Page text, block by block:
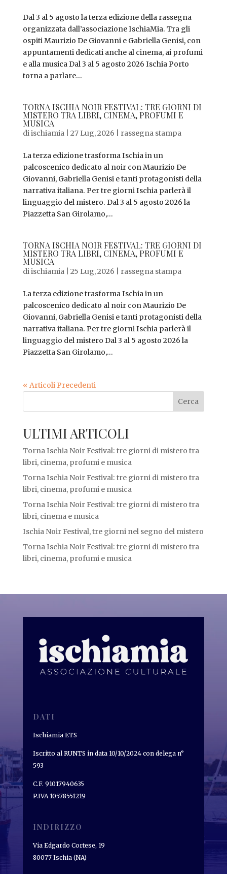
Dal 3 al 5 agosto la terza edizione della rassegna
organizzata dall’associazione IschiaMia. Tra gli
ospiti Maurizio De Giovanni e Gabriella Genisi, con
appuntamenti dedicati anche al cinema, ai profumi
e alla musica Dal 3 al 5 agosto 2026 Ischia Porto
torna a parlare...
TORNA ISCHIA NOIR FESTIVAL: TRE GIORNI DI
MISTERO TRA LIBRI, CINEMA, PROFUMI E
MUSICA
diischiamia| 27 Lug, 2026 rassegna stampa
La terza edizione trasforma Ischia in un
palcoscenico dedicato al noir con Maurizio De
Giovanni, Gabriella Genisi e tanti protagonisti della
narrativa italiana. Per tre giorni Ischia parlerà il
linguaggio del mistero. Dal 3 al 5 agosto 2026 la
Piazzetta San Girolamo,...
TORNA ISCHIA NOIR FESTIVAL: TRE GIORNI DI
MISTERO TRA LIBRI, CINEMA, PROFUMI E
MUSICA
diischiamia| 25 Lug, 2026 rassegna stampa
La terza edizione trasforma Ischia in un
palcoscenico dedicato al noir con Maurizio De
Giovanni, Gabriella Genisi e tanti protagonisti della
narrativa italiana. Per tre giorni Ischia parlerà il
linguaggio del mistero Dal 3 al 5 agosto 2026 la
Piazzetta San Girolamo,...
« Articoli Precedenti
Cerca
ULTIMI ARTICOLI
Torna Ischia Noir Festival: tre giorni di mistero tra
libri, cinema, profumi e musica
Torna Ischia Noir Festival: tre giorni di mistero tra
libri, cinema, profumi e musica
Torna Ischia Noir Festival: tre giorni di mistero tra
libri, cinema e musica
Ischia Noir Festival, tre giorni nel segno del mistero
Torna Ischia Noir Festival: tre giorni di mistero tra
libri, cinema, profumi e musica
DATI
Ischiamia ETS
Iscritto al RUNTS in data 10/10/2024 con delega n°
593
C.F. 91017940635
P.IVA 10578551219
INDIRIZZO
Via Edgardo Cortese, 19
80077 Ischia (NA)